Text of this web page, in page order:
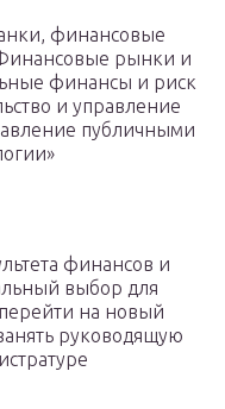
финансовые
рынки и
финансы и риск
и управление
публичными
финансов и
выбор для
на новый
руководящую